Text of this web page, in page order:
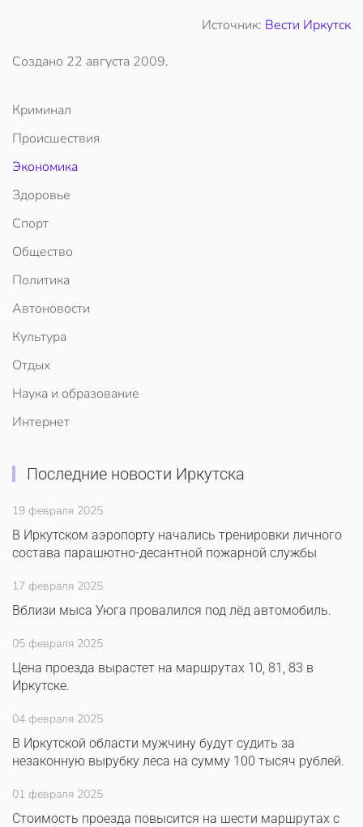
Источник: Вести Иркутск
Создано 22 августа 2009.
Криминал
Происшествия
Экономика
Здоровье
Спорт
Общество
Политика
Автоновости
Культура
Отдых
Наука и образование
Интернет
Последние новости Иркутска
19 февраля 2025
В Иркутском аэропорту начались тренировки личного
состава парашютно-десантной пожарной службы
17 февраля 2025
Вблизи мыса Уюга провалился под лёд автомобиль.
05 февраля 2025
Цена проезда вырастет на маршрутах 10, 81, 83 в
Иркутске.
04 февраля 2025
В Иркутской области мужчину будут судить за
незаконную вырубку леса на сумму 100 тысяч рублей.
01 февраля 2025
Стоимость проезда повысится на шести маршрутах с